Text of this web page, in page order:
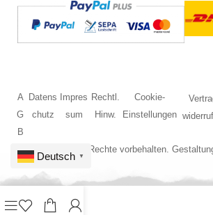
© 2026 Alle Rechte vorbehalten.
A
G
B
Datens
chutz
Impres
sum
Rechtl.
Hinw.
Cookie-
Einstellungen
Deutsch ▼